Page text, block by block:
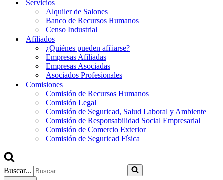
Servicios
Alquiler de Salones
Banco de Recursos Humanos
Censo Industrial
Afiliados
¿Quiénes pueden afiliarse?
Empresas Afiliadas
Empresas Asociadas
Asociados Profesionales
Comisiones
Comisión de Recursos Humanos
Comisión Legal
Comisión de Seguridad, Salud Laboral y Ambiente
Comisión de Responsabilidad Social Empresarial
Comisión de Comercio Exterior
Comisión de Seguridad Física
Buscar...